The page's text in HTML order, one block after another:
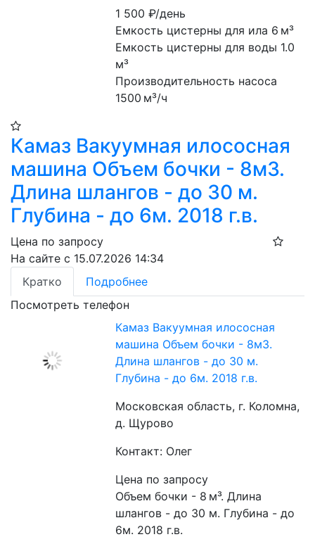
1 500₽/день
Емкость цистерны для ила 6 м³
Емкость цистерны для воды 1.0
м³
Производительность насоса
1500 м³/ч
Камаз Вакуумная илососная
машина Объем бочки - 8м3.
Длина шлангов - до 30 м.
Глубина - до 6м. 2018 г.в.
Цена по запросу
На сайте с 15.07.2026 14:34
Кратко
Подробнее
Посмотреть телефон
Камаз Вакуумная илососная
машина Объем бочки - 8м3.
Длина шлангов - до 30 м.
Глубина - до 6м. 2018 г.в.
Московская область, г. Коломна,
д. Щурово
Контакт: Олег
Цена по запросу
Объем бочки - 8 м³. Длина
шлангов - до 30 м. Глубина - до
6м. 2018 г.в.